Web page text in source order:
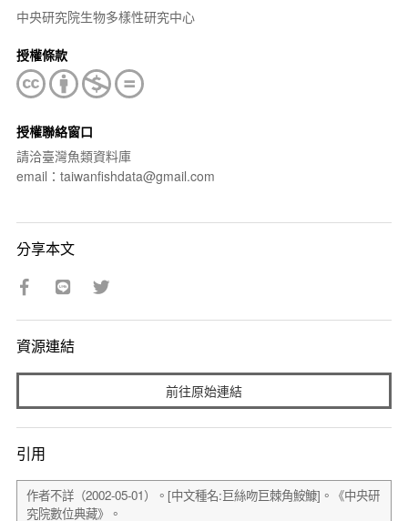
中央研究院生物多樣性研究中心
授權條款
授權聯絡窗口
請洽臺灣魚類資料庫
email：taiwanfishdata@gmail.com
分享本文
資源連結
前往原始連結
引用